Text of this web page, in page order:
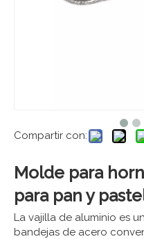
Compartir con:
Molde para
para pan y
La vajilla de aluminio es
bandejas de acero